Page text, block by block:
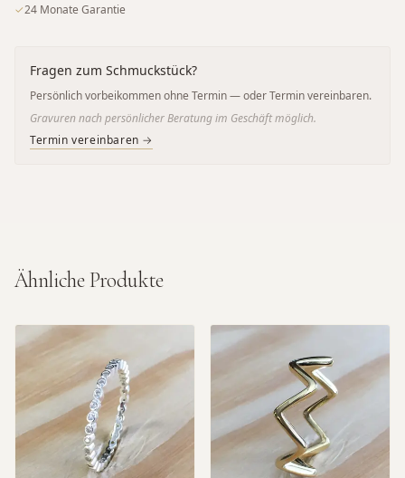
✓24 Monate Garantie
Fragen zum Schmuckstück?
Persönlich vorbeikommen ohne Termin — oder Termin vereinbaren.
Gravuren nach persönlicher Beratung im Geschäft möglich.
Termin vereinbaren →
Ähnliche Produkte